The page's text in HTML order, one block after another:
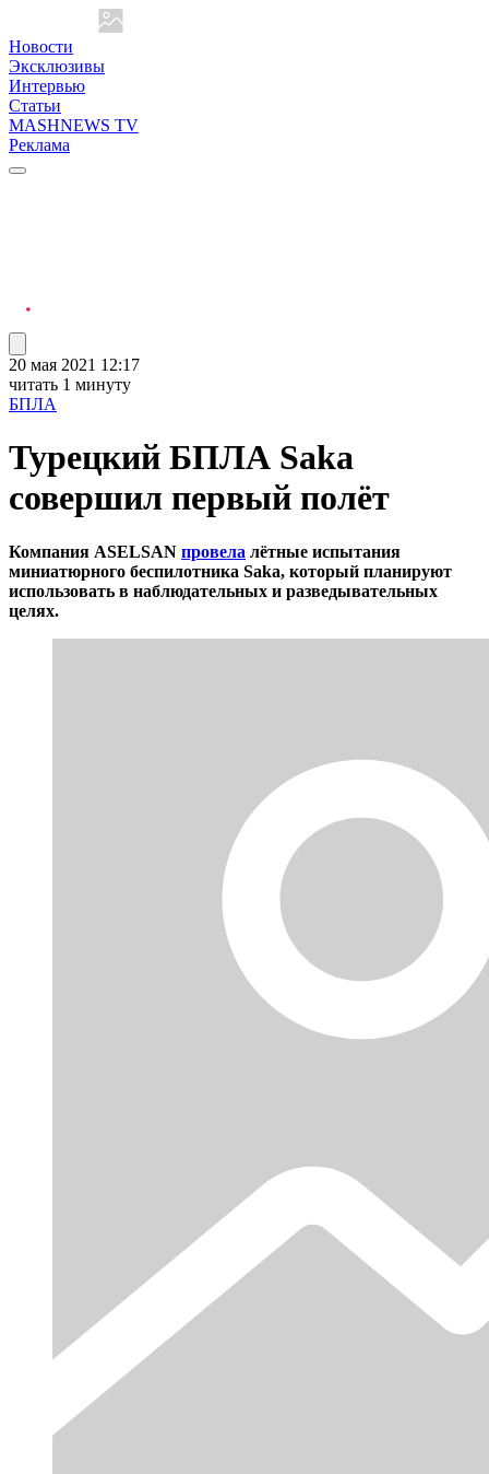
Новости
Эксклюзивы
Интервью
Статьи
MASHNEWS TV
Реклама
20 мая 2021 12:17
читать 1 минуту
БПЛА
Турецкий БПЛА Saka
совершил первый полёт
Компания ASELSAN провела лётные испытания
миниатюрного беспилотника Saka, который планируют
использовать в наблюдательных и разведывательных
целях.